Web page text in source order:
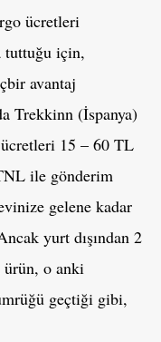
ücretleri
tuttuğu için,
avantaj
Trekkinn (İspanya)
15 – 60 TL
ile gönderim
gelene kadar
yurt dışından 2
ürün, o anki
geçtiği gibi,